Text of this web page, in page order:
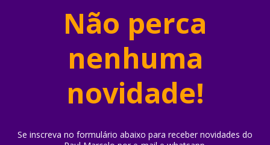
Não perca
nenhuma
novidade!
Se inscreva no formulário abaixo para receber novidades do